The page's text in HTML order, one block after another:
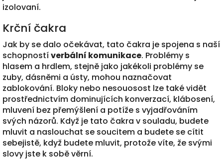
izolovaní.
Krční čakra
Jak by se dalo očekávat, tato čakra je spojena s naší
schopnostíverbální komunikace. Problémy s
hlasem a hrdlem, stejně jako jakékoli problémy se
zuby, dásněmi a ústy, mohou naznačovat
zablokování. Bloky nebo nesouosost lze také vidět
prostřednictvím dominujících konverzací, klábosení,
mluvení bez přemýšlení a potíže s vyjadřováním
svých názorů. Když je tato čakra v souladu, budete
mluvit a naslouchat se soucitem a budete se cítit
sebejistě, když budete mluvit, protože víte, že svými
slovy jste k sobě věrní.